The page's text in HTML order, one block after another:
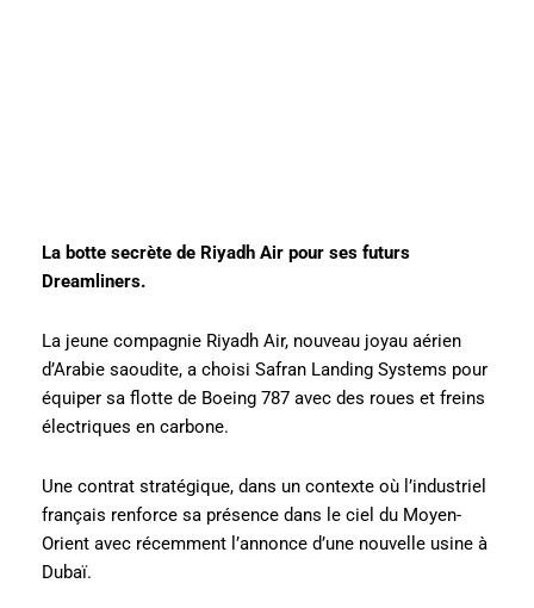
La botte secrète de Riyadh Air pour ses futurs
Dreamliners.
La jeune compagnie Riyadh Air, nouveau joyau aérien
d’Arabie saoudite, a choisi Safran Landing Systems pour
équiper sa flotte de Boeing 787 avec des roues et freins
électriques en carbone.
Une contrat stratégique, dans un contexte où l’industriel
français renforce sa présence dans le ciel du Moyen-
Orient avec récemment l’annonce d’une nouvelle usine à
Dubaï.